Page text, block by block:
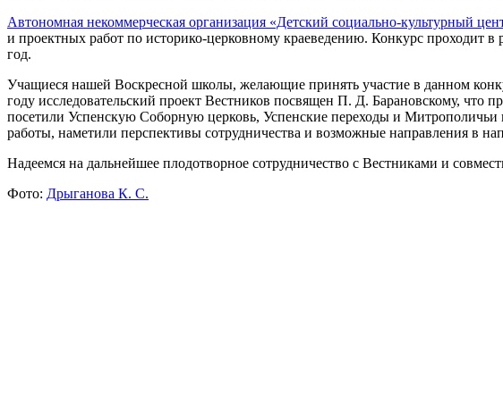
Автономная некоммерческая организация «Детский социально-культурный
и проектных работ по историко-церковному краеведению. Конкурс проходит в
год.
Учащиеся нашей Воскресной школы, желающие принять участие в данном
году исследовательский проект Вестников посвящен П. Д. Барановскому, что
посетили Успенскую Соборную церковь, Успенские переходы и Митрополичьи
работы, наметили перспективы сотрудничества и возможные направления в
Надеемся на дальнейшее плодотворное сотрудничество с Вестниками и
Фото: Дрыганова К. С.